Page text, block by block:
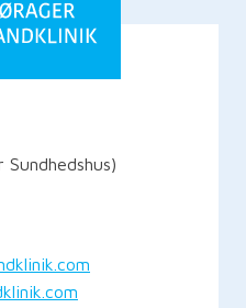
Sundhedshus)